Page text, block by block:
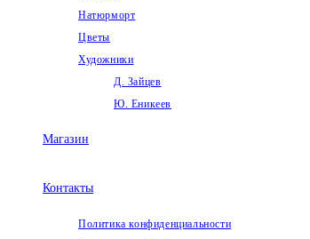
Натюрморт
Цветы
Художники
Д. Зайцев
Ю. Еникеев
Магазин
Контакты
Политика конфиденциальности